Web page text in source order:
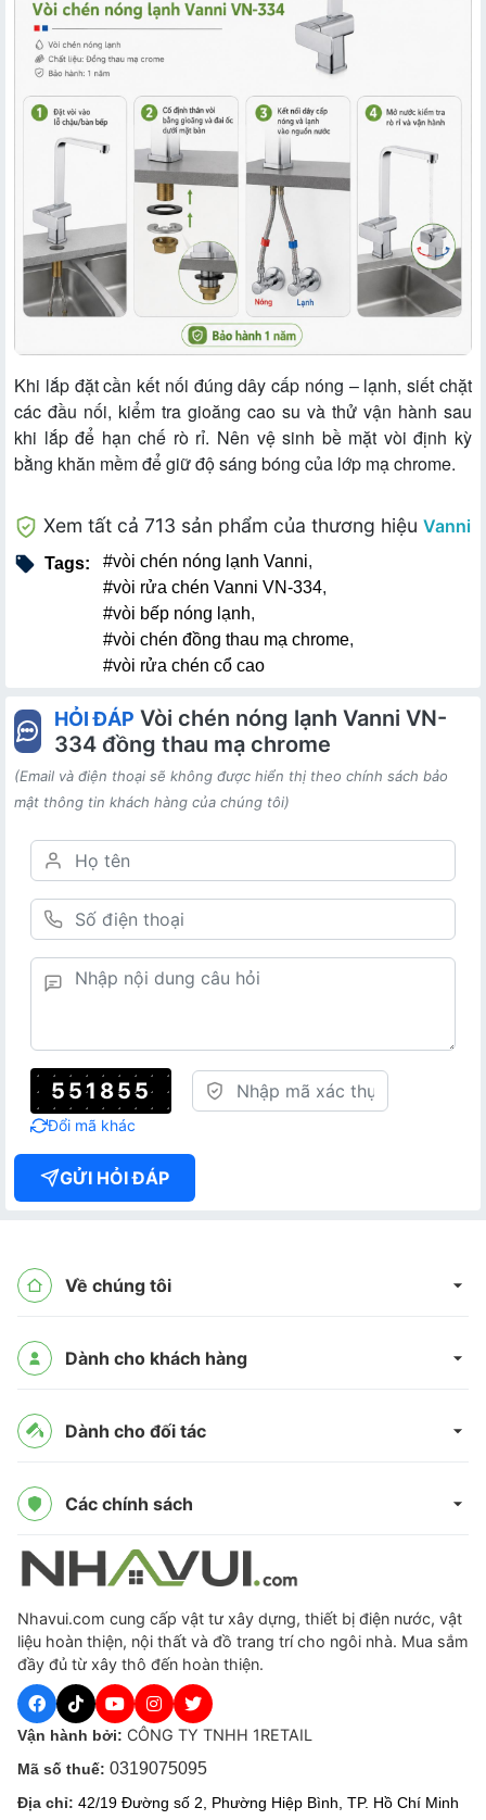
Khi lắp đặt cần kết nối đúng dây cấp nóng – lạnh, siết chặt
các đầu nối, kiểm tra gioăng cao su và thử vận hành sau
khi lắp để hạn chế rò rỉ. Nên vệ sinh bề mặt vòi định kỳ
bằng khăn mềm để giữ độ sáng bóng của lớp mạ chrome.
Xem tất cả 713 sản phẩm của thương hiệu Vanni
Tags: #vòi chén nóng lạnh Vanni,
#vòi rửa chén Vanni VN-334,
#vòi bếp nóng lạnh,
#vòi chén đồng thau mạ chrome,
#vòi rửa chén cổ cao
HỎI ĐÁP Vòi chén nóng lạnh Vanni VN-
334 đồng thau mạ chrome
(Email và điện thoại sẽ không được hiển thị theo chính sách bảo
mật thông tin khách hàng của chúng tôi)
551855
Đổi mã khác
GỬI HỎI ĐÁP
Về chúng tôi
Dành cho khách hàng
Dành cho đối tác
Các chính sách
Nhavui.com cung cấp vật tư xây dựng, thiết bị điện nước, vật
liệu hoàn thiện, nội thất và đồ trang trí cho ngôi nhà. Mua sắm
đầy đủ từ xây thô đến hoàn thiện.
Vận hành bởi: CÔNG TY TNHH 1RETAIL
Mã số thuế: 0319075095
Địa chỉ: 42/19 Đường số 2, Phường Hiệp Bình, TP. Hồ Chí Minh